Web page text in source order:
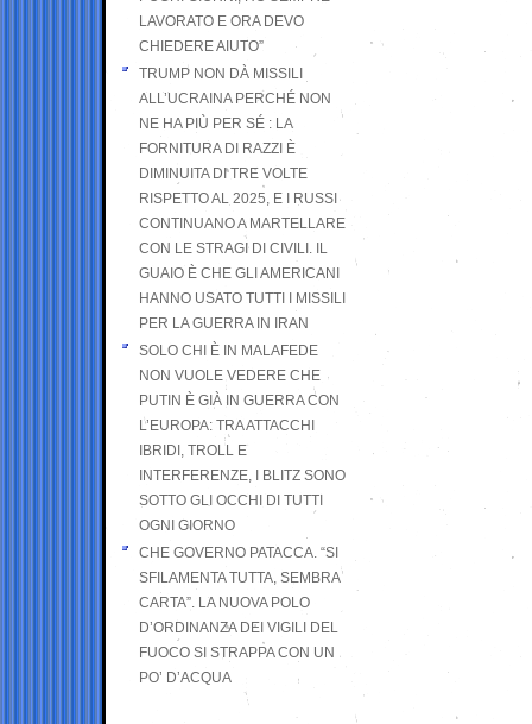
LAVORATO E ORA DEVO
CHIEDERE AIUTO”
TRUMP NON DÀ MISSILI
ALL’UCRAINA PERCHÉ NON
NE HA PIÙ PER SÉ : LA
FORNITURA DI RAZZI È
DIMINUITA DI TRE VOLTE
RISPETTO AL 2025, E I RUSSI
CONTINUANO A MARTELLARE
CON LE STRAGI DI CIVILI. IL
GUAIO È CHE GLI AMERICANI
HANNO USATO TUTTI I MISSILI
PER LA GUERRA IN IRAN
SOLO CHI È IN MALAFEDE
NON VUOLE VEDERE CHE
PUTIN È GIÀ IN GUERRA CON
L’EUROPA: TRA ATTACCHI
IBRIDI, TROLL E
INTERFERENZE, I BLITZ SONO
SOTTO GLI OCCHI DI TUTTI
OGNI GIORNO
CHE GOVERNO PATACCA. “SI
SFILAMENTA TUTTA, SEMBRA
CARTA”. LA NUOVA POLO
D’ORDINANZA DEI VIGILI DEL
FUOCO SI STRAPPA CON UN
PO’ D’ACQUA